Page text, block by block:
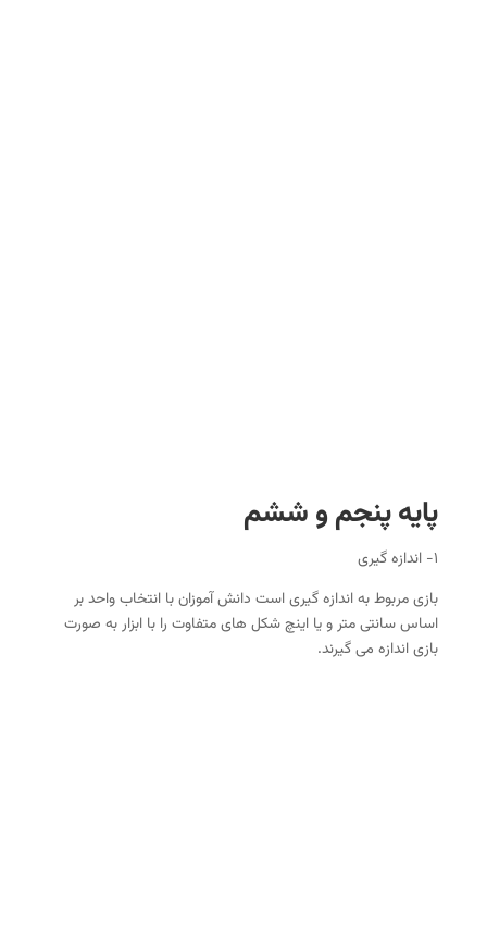
پایه پنجم و ششم
۱- اندازه گیری
بازی مربوط به اندازه گیری است دانش آموزان با انتخاب واحد بر
اساس سانتی متر و یا اینچ شکل های متفاوت را با ابزار به صورت
بازی اندازه می گیرند.